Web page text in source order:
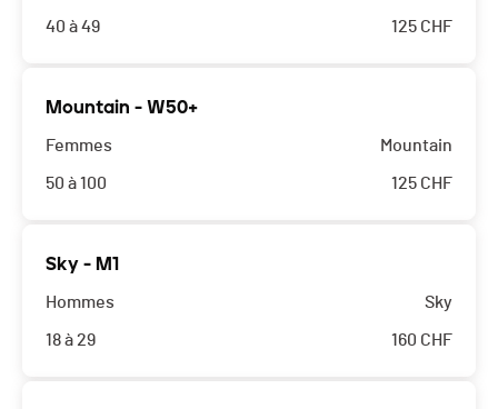
40 à 49 125 CHF
Mountain - W50+
Femmes
50 à 100
Mountain
125 CHF
Sky - M1
Hommes
18 à 29
Sky
160 CHF